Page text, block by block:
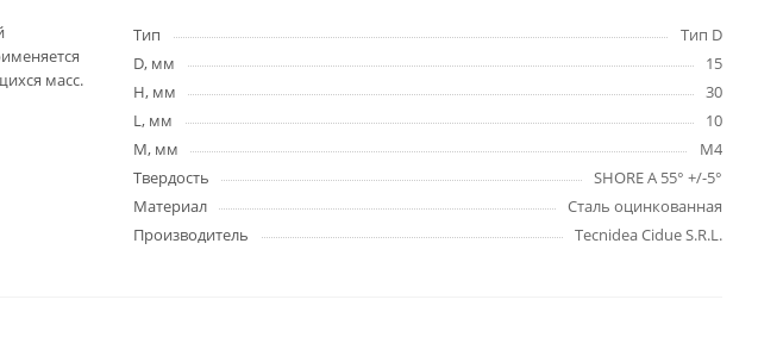
масс.
Тип
Тип D
D, мм
15
H, мм
30
L, мм
10
M, мм
M4
Твердость
SHORE A 55° +/-5°
Материал
Сталь оцинкованная
Производитель
Tecnidea Cidue S.R.L.